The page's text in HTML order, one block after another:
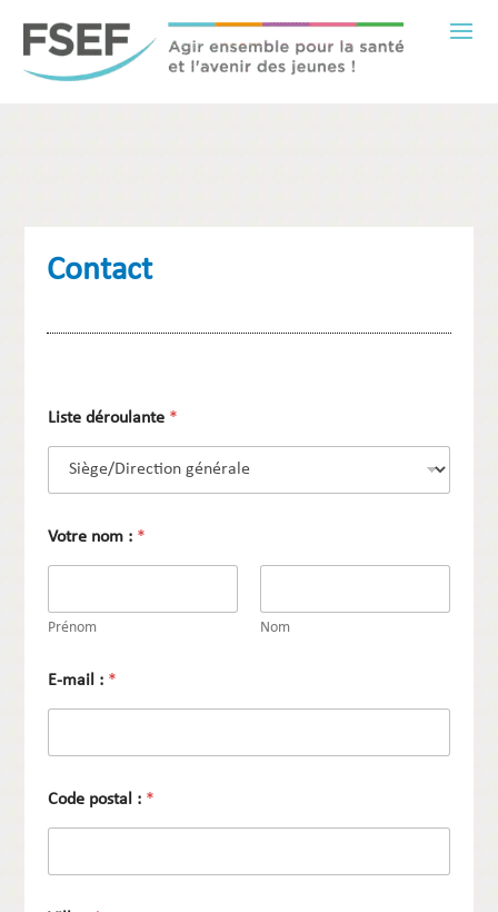
Contact
o
d
m
i
:
Liste déroulante *
Votre nom : *
Prénom Nom
E-mail : *
Code postal : *